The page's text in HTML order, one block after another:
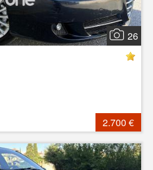
26
2.700 €